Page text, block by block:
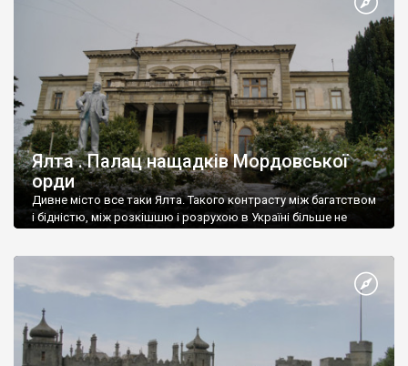
Ялта . Палац нащадків Мордовської
орди
Дивне місто все таки Ялта. Такого контрасту між багатством
і бідністю, між розкішшю і розрухою в Україні більше не